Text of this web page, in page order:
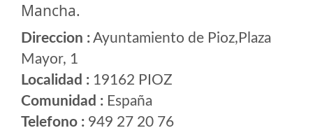
Mancha.
Direccion :Ayuntamiento de Pioz,Plaza
Mayor, 1
Localidad : 19162 PIOZ
Comunidad : España
Telefono : 949 27 20 76